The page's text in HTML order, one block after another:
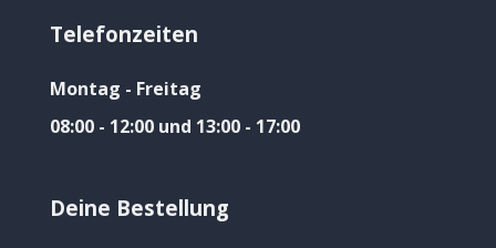
Telefonzeiten
Montag - Freitag
08:00 - 12:00 und 13:00 - 17:00
Deine Bestellung